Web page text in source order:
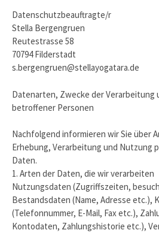
Datenschutzbeauftragte/r
Stella Bergengruen
Reutestrasse 58
70794 Filderstadt
s.bergengruen@stellayogatara.de
Datenarten, Zwecke der Verarbeitung
betroffener Personen
Nachfolgend informieren wir Sie über
Erhebung, Verarbeitung und Nutzung
Daten.
1. Arten der Daten, die wir verarbeiten
Nutzungsdaten (Zugriffszeiten,
Bestandsdaten (Name, Adresse etc.),
(Telefonnummer, E-Mail, Fax etc.),
Kontodaten, Zahlungshistorie etc.),